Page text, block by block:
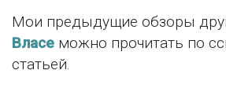
Мои предыдущие обзоры
Власе можно прочитать по
статьей.